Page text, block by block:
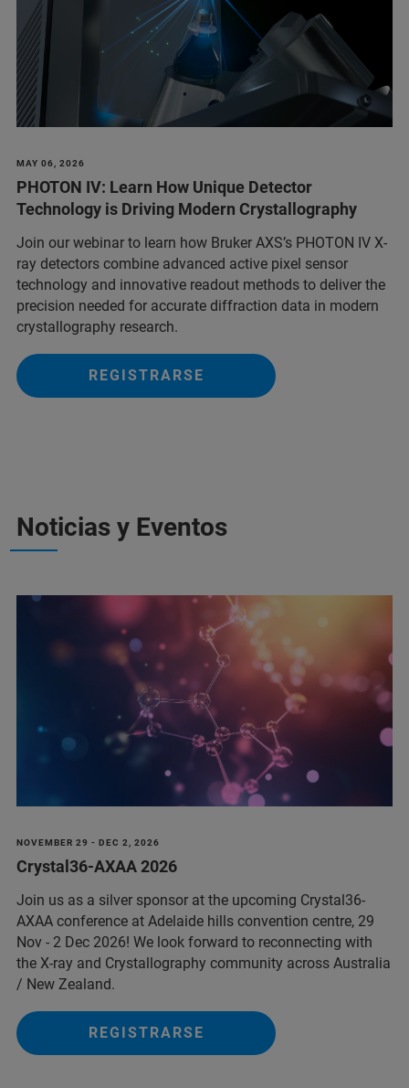
MAY 06, 2026
PHOTON IV: Learn How Unique Detector
Technology is Driving Modern Crystallography
Join our webinar to learn how Bruker AXS’s PHOTON IV X-
ray detectors combine advanced active pixel sensor
technology and innovative readout methods to deliver the
precision needed for accurate diffraction data in modern
crystallography research.
REGISTRARSE
Noticias y Eventos
NOVEMBER 29 - DEC 2, 2026
Crystal36-AXAA 2026
Join us as a silver sponsor at the upcoming Crystal36-
AXAA conference at Adelaide hills convention centre, 29
Nov - 2 Dec 2026! We look forward to reconnecting with
the X-ray and Crystallography community across Australia
/ New Zealand.
REGISTRARSE